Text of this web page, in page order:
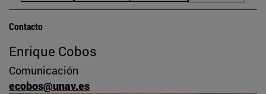
Contacto
Enrique Cobos
Comunicación
ecobos@unav.es